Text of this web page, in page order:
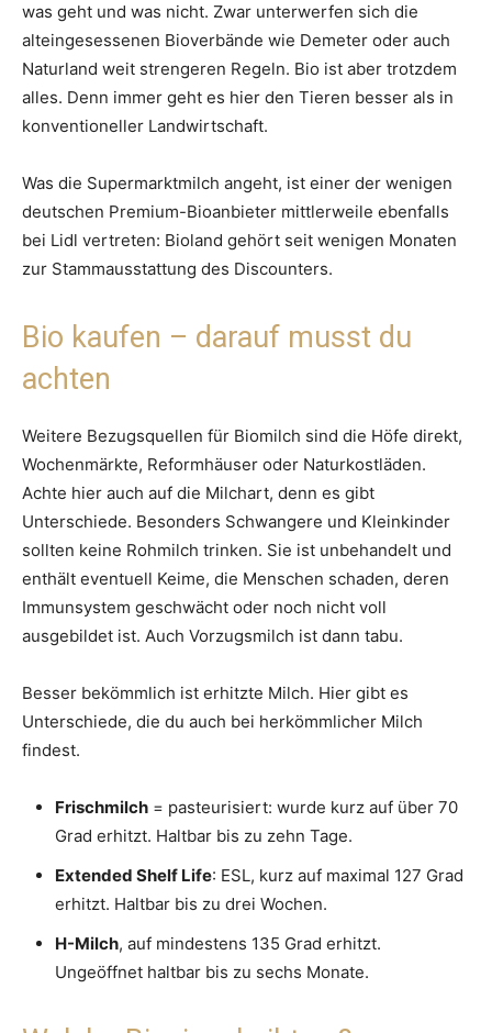
was geht und was nicht. Zwar unterwerfen sich die
alteingesessenen Bioverbände wie Demeter oder auch
Naturland weit strengeren Regeln. Bio ist aber trotzdem
alles. Denn immer geht es hier den Tieren besser als in
konventioneller Landwirtschaft.
Was die Supermarktmilch angeht, ist einer der wenigen
deutschen Premium-Bioanbieter mittlerweile ebenfalls
bei Lidl vertreten: Bioland gehört seit wenigen Monaten
zur Stammausstattung des Discounters.
Bio kaufen – darauf musst du
achten
Weitere Bezugsquellen für Biomilch sind die Höfe direkt,
Wochenmärkte, Reformhäuser oder Naturkostläden.
Achte hier auch auf die Milchart, denn es gibt
Unterschiede. Besonders Schwangere und Kleinkinder
sollten keine Rohmilch trinken. Sie ist unbehandelt und
enthält eventuell Keime, die Menschen schaden, deren
Immunsystem geschwächt oder noch nicht voll
ausgebildet ist. Auch Vorzugsmilch ist dann tabu.
Besser bekömmlich ist erhitzte Milch. Hier gibt es
Unterschiede, die du auch bei herkömmlicher Milch
findest.
Frischmilch = pasteurisiert: wurde kurz auf über 70
Grad erhitzt. Haltbar bis zu zehn Tage.
Extended Shelf Life: ESL, kurz auf maximal 127 Grad
erhitzt. Haltbar bis zu drei Wochen.
H-Milch, auf mindestens 135 Grad erhitzt.
Ungeöffnet haltbar bis zu sechs Monate.